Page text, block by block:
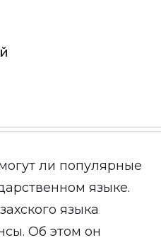
ли популярные
языке.
языка
Об этом он